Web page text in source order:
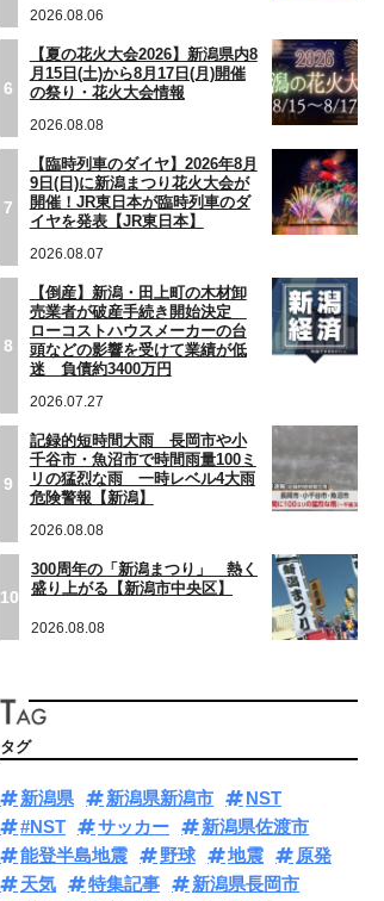
2026.08.06
6
【夏の花火大会2026】新潟県内8
月15日(土)から8月17日(月)開催
の祭り・花火大会情報
2026.08.08
7
【臨時列車のダイヤ】2026年8月
9日(日)に新潟まつり花火大会が
開催！JR東日本が臨時列車のダ
イヤを発表【JR東日本】
2026.08.07
8
【倒産】新潟・田上町の木材卸
売業者が破産手続き開始決定
ローコストハウスメーカーの台
頭などの影響を受けて業績が低
迷 負債約3400万円
2026.07.27
9
記録的短時間大雨 長岡市や小
千谷市・魚沼市で時間雨量100ミ
リの猛烈な雨 一時レベル4大雨
危険警報【新潟】
2026.08.08
10
300周年の「新潟まつり」 熱く
盛り上がる【新潟市中央区】
2026.08.08
タグ
新潟県 新潟県新潟市
NST
#NST
サッカー
新潟県佐渡市
能登半島地震
野球 地震
原発
天気
特集記事
新潟県長岡市